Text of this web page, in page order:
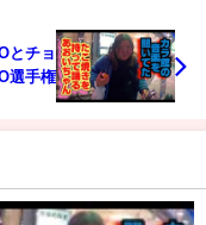
とチョ
選手権